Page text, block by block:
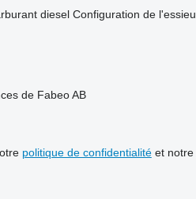
diesel Configuration de l'essieu
de Fabeo AB
politique de confidentialitéet notre